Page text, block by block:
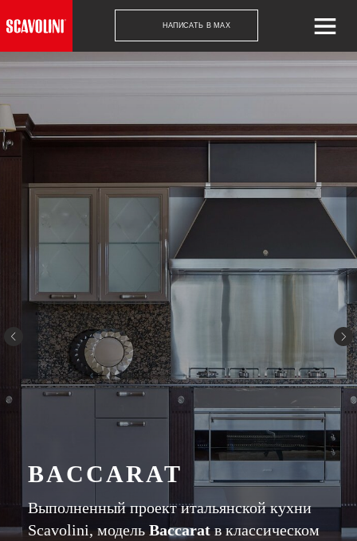
НАПИСАТЬ В MAX
BACCARAT
Выполненный проект итальянской кухни
Scavolini, модель Baccarat в классическом